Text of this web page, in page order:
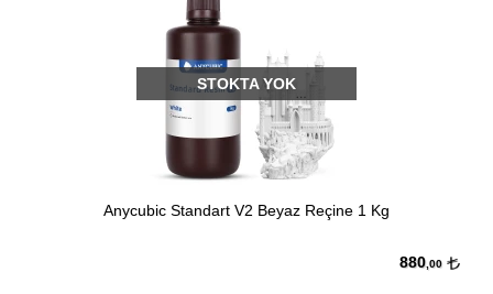
STOKTA YOK
Anycubic Standart V2 Beyaz Reçine 1 Kg
880 ,00